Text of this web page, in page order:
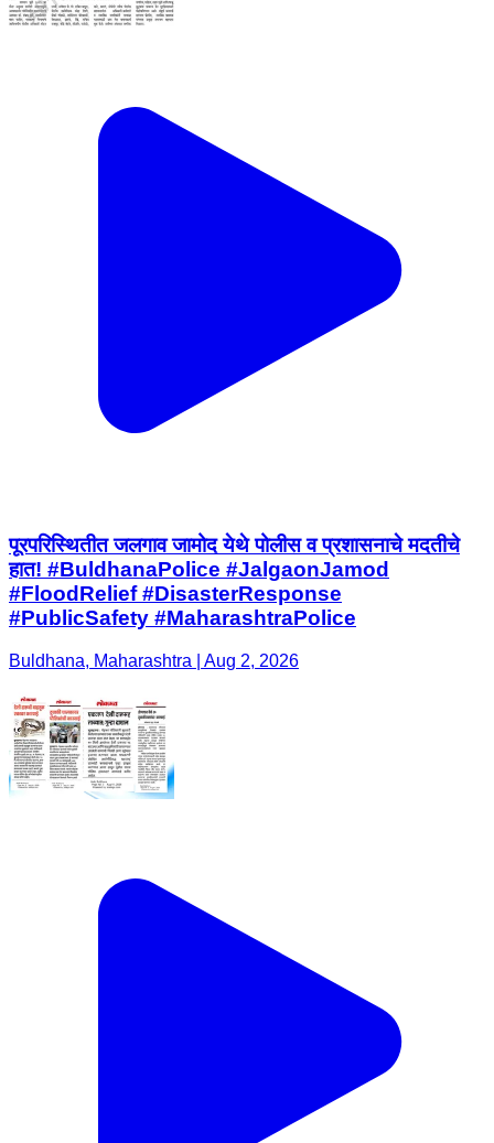
पूरपरिस्थितीत जलगाव जामोद येथे पोलीस व प्रशासनाचे मदतीचे
हात! #BuldhanaPolice #JalgaonJamod
#FloodRelief #DisasterResponse
#PublicSafety #MaharashtraPolice
Buldhana, Maharashtra | Aug 2, 2026